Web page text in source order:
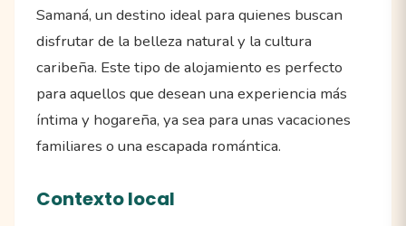
Samaná, un destino ideal para quienes buscan
disfrutar de la belleza natural y la cultura
caribeña. Este tipo de alojamiento es perfecto
para aquellos que desean una experiencia más
íntima y hogareña, ya sea para unas vacaciones
familiares o una escapada romántica.
Contexto local